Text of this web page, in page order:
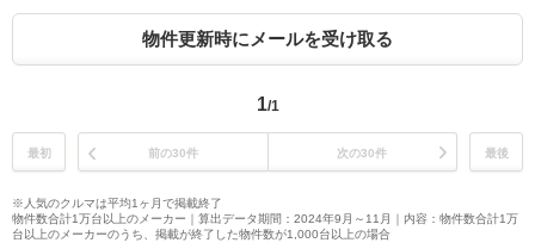
物件更新時にメールを受け取る
1/1
最初 前の30件 次の30件 最後
※人気のクルマは平均1ヶ月で掲載終了
物件数合計1万台以上のメーカー｜算出データ期間：2024年9月～11月｜内容：物件数合計1万
台以上のメーカーのうち、掲載が終了した物件数が1,000台以上の場合